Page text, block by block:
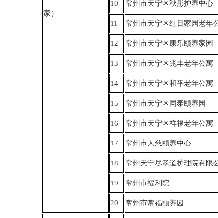
家）
10 常州市天宁区秋彤护养中心
11 常州市天宁区红日家园老年
12 常州市天宁区康乐颐养家园
13 常州市天宁区兆丰老年公寓
14 常州市天宁区和平老年公寓
15 常州市天宁区同泰颐养园
16 常州市天宁区祥福老年公寓
17 常州市人慈颐养中心
18 常州天宁尽孝道护理院有限
19 常州市福利院
20 常州市常福颐养园